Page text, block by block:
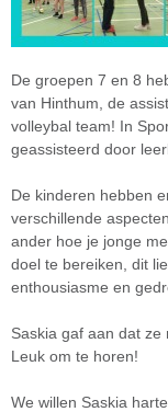
De groepen 7 en 8
van Hinthum, de
volleybal team! In
geassisteerd door
De kinderen hebben
verschillende
ander hoe je jonge
doel te bereiken, dit
enthousiasme en
Saskia gaf aan dat
Leuk om te horen!
We willen Saskia